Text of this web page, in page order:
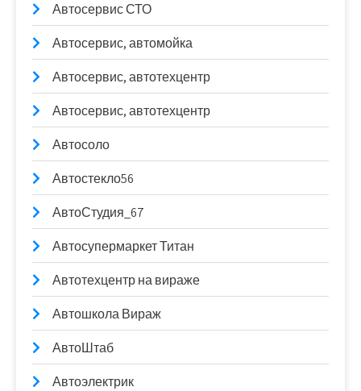
Автосервис СТО
Автосервис, автомойка
Автосервис, автотехцентр
Автосервис, автотехцентр
Автосоло
Автостекло56
АвтоСтудия_67
Автосупермаркет Титан
Автотехцентр на вираже
Автошкола Вираж
АвтоШтаб
Автоэлектрик